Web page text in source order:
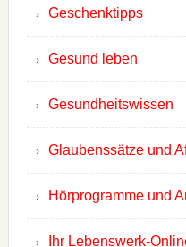
Geschenktipps
Gesund leben
Gesundheitswissen
Glaubenssätze und
Hörprogramme und
Ihr Lebenswerk-